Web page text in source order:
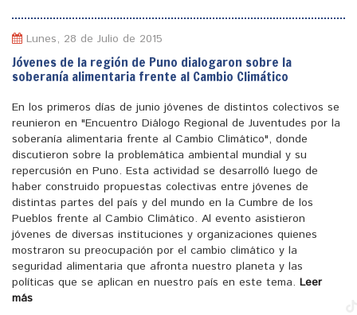
Lunes, 28 de Julio de 2015
Jóvenes de la región de Puno dialogaron sobre la
soberanía alimentaria frente al Cambio Climático
En los primeros días de junio jóvenes de distintos colectivos se
reunieron en "Encuentro Diálogo Regional de Juventudes por la
soberanía alimentaria frente al Cambio Climático", donde
discutieron sobre la problemática ambiental mundial y su
repercusión en Puno. Esta actividad se desarrolló luego de
haber construido propuestas colectivas entre jóvenes de
distintas partes del país y del mundo en la Cumbre de los
Pueblos frente al Cambio Climático. Al evento asistieron
jóvenes de diversas instituciones y organizaciones quienes
mostraron su preocupación por el cambio climático y la
seguridad alimentaria que afronta nuestro planeta y las
políticas que se aplican en nuestro país en este tema. Leer
más